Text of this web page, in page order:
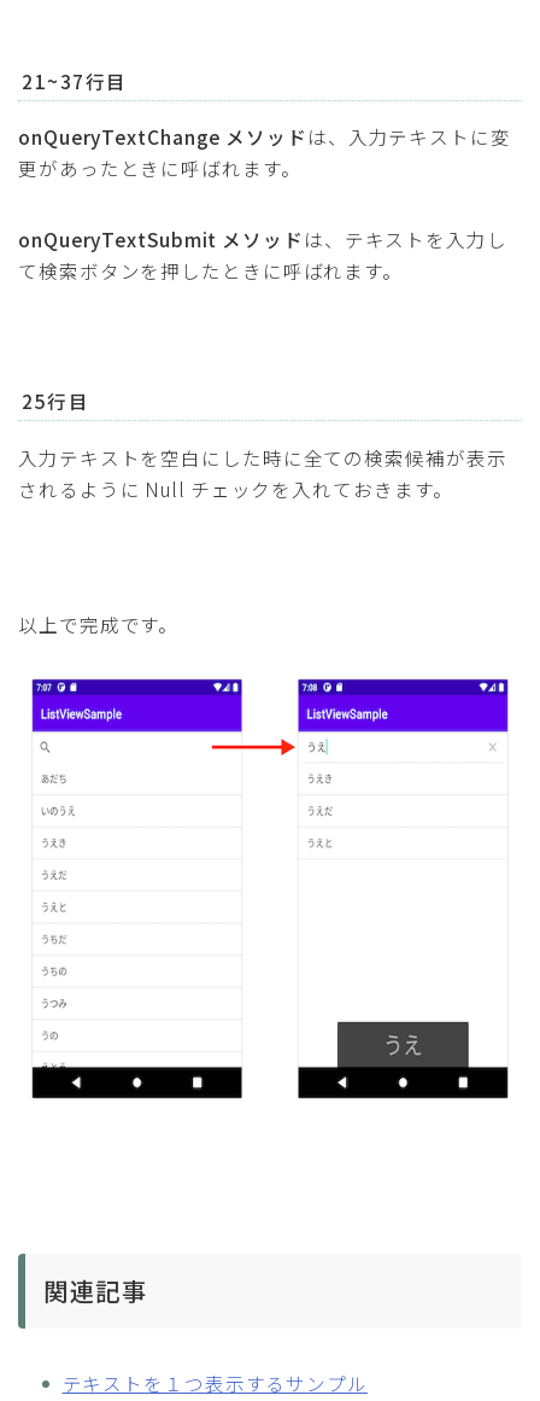
21~37行目
onQueryTextChange メソッド は、入力テキストに変
更があったときに呼ばれます。
onQueryTextSubmit メソッド は、テキストを入力し
て検索ボタンを押したときに呼ばれます。
25行目
入力テキストを空白にした時に全ての検索候補が表示
されるように Null チェックを入れておきます。
以上で完成です。
関連記事
テキストを１つ表示するサンプル